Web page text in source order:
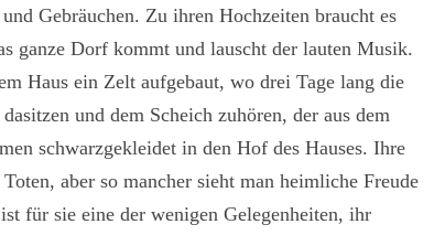
Gebräuchen. Zu ihren Hochzeiten braucht es
ganze Dorf kommt und lauscht der lauten Musik.
Haus ein Zelt aufgebaut, wo drei Tage lang die
und dem Scheich zuhören, der aus dem
schwarzgekleidet in den Hof des Hauses. Ihre
aber so mancher sieht man heimliche Freude
für sie eine der wenigen Gelegenheiten, ihr